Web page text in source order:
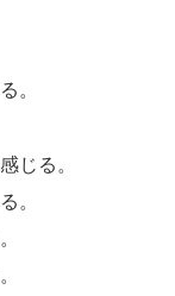
。
じる。
。